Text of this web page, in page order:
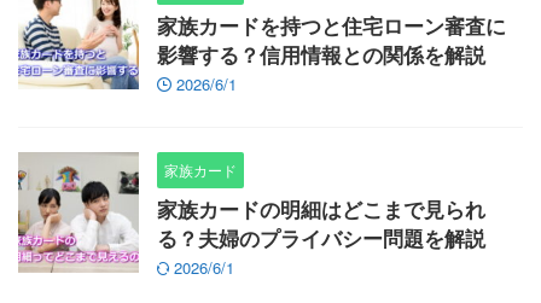
家族カードを持つと住宅ローン審査に
影響する？信用情報との関係を解説
2026/6/1
家族カード
家族カードの明細はどこまで見られ
る？夫婦のプライバシー問題を解説
2026/6/1